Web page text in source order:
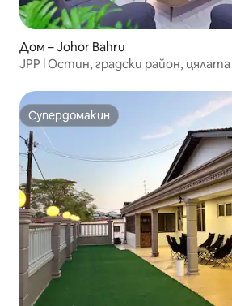
Дом – Johor Bahru
JPP l Остин, градски район,
машина за игри, могат да спят 14
aeon toppen
Супердомакин
Супердомакин